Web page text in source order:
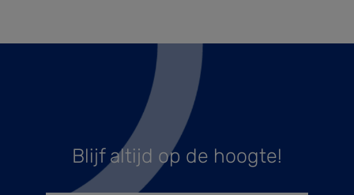
Blijf altijd op de hoogte!